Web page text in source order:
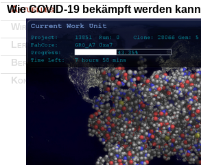
Aktuelles
Wir über uns
Lernangebote
Beratung/Service
Kontakt
Wie COVID-19 bekämpft werden kann